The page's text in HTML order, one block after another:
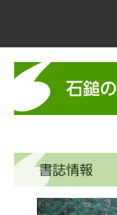
石鎚
書誌情報